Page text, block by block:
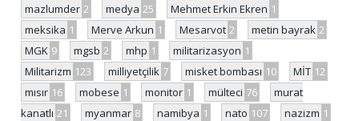
mazlumder 2 medya 25 Mehmet Erkin Ekren 1
meksika 1 Merve Arkun 1 Mesarvot 2 metin bayrak 2
MGK 9 mgsb 2 mhp 1 militarizasyon 1
Militarizm 123 milliyetçilik 7 misket bombası 10 MİT 12
mısır 16 mobese 1 monitor 1 mülteci 76
murat
kanatlı 21 myanmar 8 namibya 1 nato 107 nazizm 1